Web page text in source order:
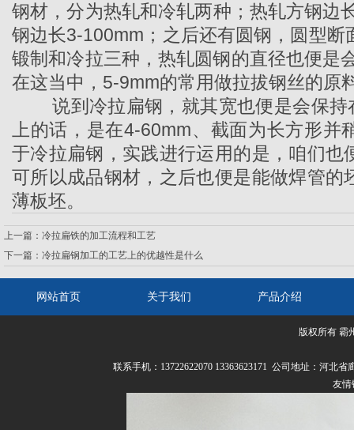
钢材，分为热轧和冷轧两种；热轧方钢边
钢边长3-100mm；之后还有圆钢，圆型断
锻制和冷拉三种，热轧圆钢的直径也便是
在这当中，5-9mm的常用做拉拔钢丝的原
说到冷拉扁钢，就其宽也便是会保持
上的话，是在4-60mm、截面为长方形并
于冷拉扁钢，实践进行运用的是，咱们也
可所以成品钢材，之后也便是能做焊管的
薄板坯。
上一篇： 冷拉扁铁的加工流程和工艺
下一篇： 冷拉扁钢加工的工艺上的优越性是什么
网站首页 关于我们 产品介绍
版权所有 霸
联系手机：13722622070 13363623171 公司地址：河北
友情